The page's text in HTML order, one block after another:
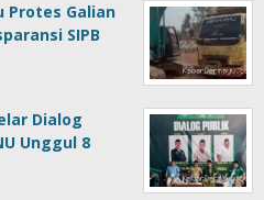
Protes Galian
SIPB
Dialog
Unggul 8